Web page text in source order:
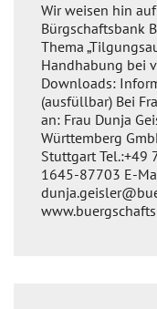
GmbH:
zur
Wir weisen hin
Bürgschaftsbank
Thema
Handhabung bei
Downloads:
(ausfüllbar) Bei
an: Frau Dunja
Württemberg
Stuttgart Tel.:+49
1645-87703 E-